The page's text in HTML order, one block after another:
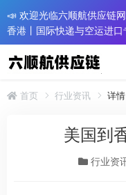
📣 欢迎光临六顺航供应链
香港丨国际快递与空运进口
首页 行业资讯 详情
美国到
行业资